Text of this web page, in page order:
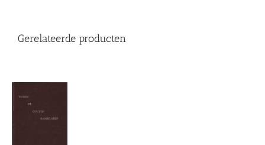
Gerelateerde producten